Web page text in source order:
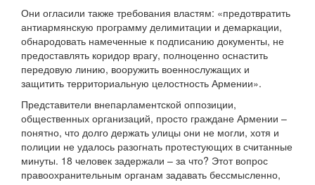
Они огласили также требования властям: «предотвратить
антиармянскую программу делимитации и демаркации,
обнародовать намеченные к подписанию документы, не
предоставлять коридор врагу, полноценно оснастить
передовую линию, вооружить военнослужащих и
защитить территориальную целостность Армении».
Представители внепарламентской оппозиции,
общественных организаций, просто граждане Армении –
понятно, что долго держать улицы они не могли, хотя и
полиции не удалось разогнать протестующих в считанные
минуты. 18 человек задержали – за что? Этот вопрос
правоохранительным органам задавать бессмысленно,